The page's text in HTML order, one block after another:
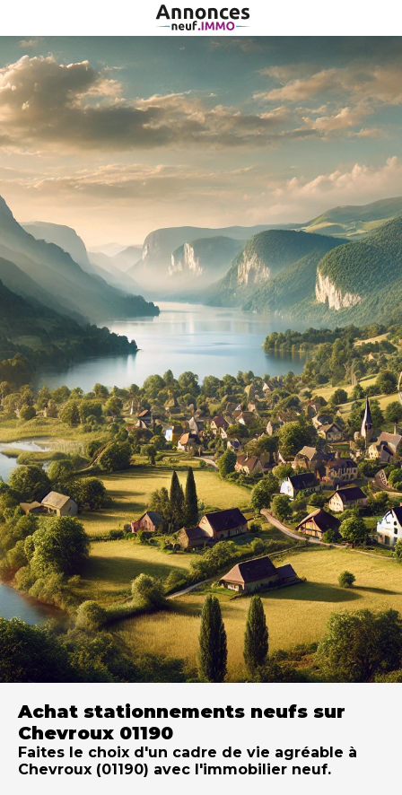
Achat stationnements neufs sur
Chevroux 01190
Faites le choix d'un cadre de vie agréable à
Chevroux (01190) avec l'immobilier neuf.